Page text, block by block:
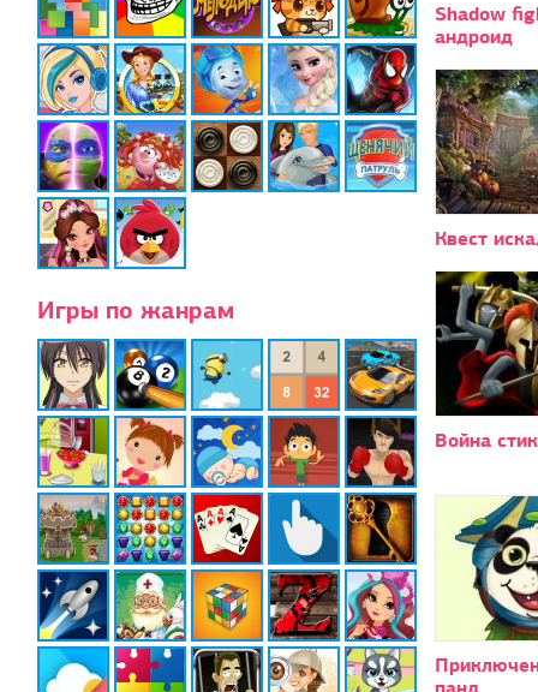
Игры по жанрам
Shadow
андроид
Квест
Война